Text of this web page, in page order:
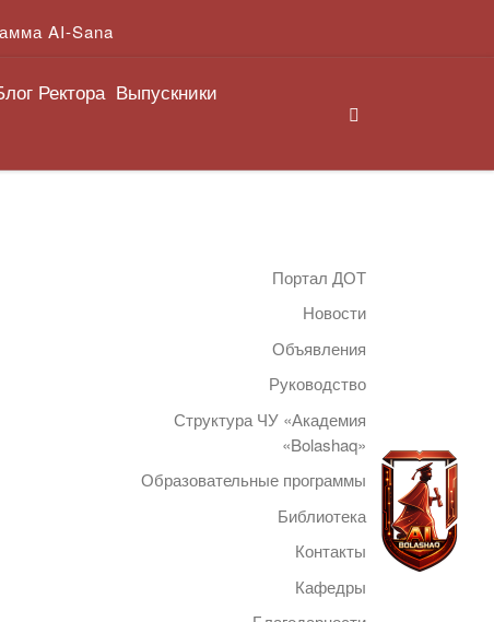
AI-Sana
Ректора Выпускники
Портал ДОТ
Новости
Объявления
Руководство
Структура ЧУ «Академия
«Bolashaq»
Образовательные программы
Библиотека
Контакты
Кафедры